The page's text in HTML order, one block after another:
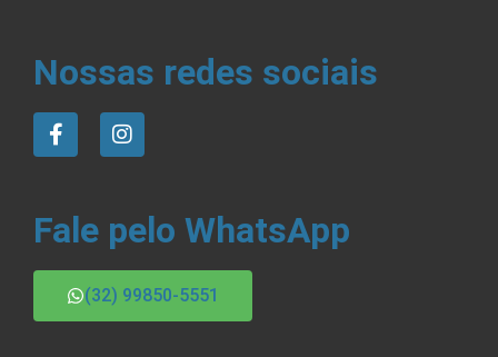
Nossas redes sociais
Fale pelo WhatsApp
(32) 99850-5551